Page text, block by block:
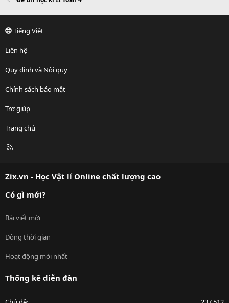
Tiếng Việt
Liên hệ
Quy định và Nội quy
Chính sách bảo mật
Trợ giúp
Trang chủ
R
Zix.vn - Học Vật lí Online chất lượng cao
Có gì mới?
Bài viết mới
Dòng thời gian
Hoạt động mới nhất
Thống kê diễn đàn